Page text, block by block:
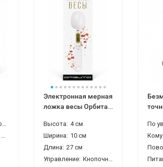
врачу, охотнику, рыбаку, учителю
Электронная мерная
ложка весы Орбита
Высота: 4 см
Ширина: 10 см
Длина: 27 см
Управление: Кнопочное